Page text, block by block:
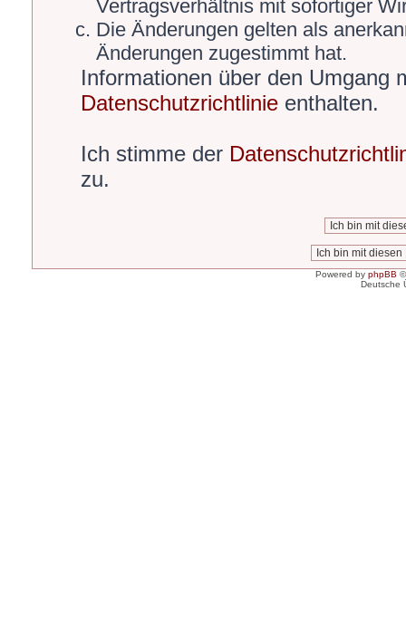
Vertragsverhältnis mit sofortiger
Die Änderungen gelten als
Änderungen zugestimmt hat.
Informationen über den Umgang
Datenschutzrichtlinie enthalten.
Ich stimme der
zu.
Powered by phpBB
Deutsche